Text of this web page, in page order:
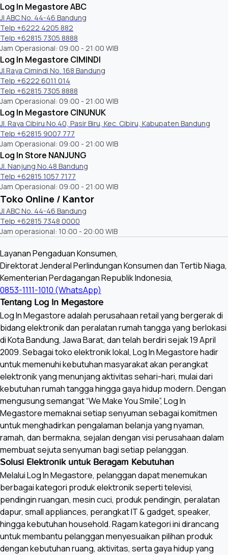
Log In Megastore ABC
Jl ABC No. 44-46 Bandung
Telp +6222 4205 882
Telp +62815 7305 8888
Jam Operasional: 09:00 - 21:00 WIB
Log In Megastore CIMINDI
Jl Raya Cimindi No. 168 Bandung
Telp +6222 6011 014
Telp +62815 7305 8888
Jam Operasional: 09:00 - 21:00 WIB
Log In Megastore CINUNUK
Jl. Raya Cibiru No.40, Pasir Biru, Kec. Cibiru, Kabupaten Bandung
Telp +62815 9007 777
Jam Operasional: 09:00 - 21:00 WIB
Log In Store NANJUNG
Jl. Nanjung No.48 Bandung
Telp +62815 1057 7177
Jam Operasional: 09:00 - 21:00 WIB
Toko Online / Kantor
Jl ABC No. 44-46 Bandung
Telp +62815 7348 0000
Jam operasional: 10:00 - 20:00 WIB
Layanan Pengaduan Konsumen,
Direktorat Jenderal Perlindungan Konsumen dan Tertib Niaga,
Kementerian Perdagangan Republik Indonesia,
0853-1111-1010 (WhatsApp)
Tentang Log In Megastore
Log In Megastore adalah perusahaan retail yang bergerak di
bidang elektronik dan peralatan rumah tangga yang berlokasi
di Kota Bandung, Jawa Barat, dan telah berdiri sejak 19 April
2009. Sebagai toko elektronik lokal, Log In Megastore hadir
untuk memenuhi kebutuhan masyarakat akan perangkat
elektronik yang menunjang aktivitas sehari-hari, mulai dari
kebutuhan rumah tangga hingga gaya hidup modern. Dengan
mengusung semangat “We Make You Smile”, Log In
Megastore memaknai setiap senyuman sebagai komitmen
untuk menghadirkan pengalaman belanja yang nyaman,
ramah, dan bermakna, sejalan dengan visi perusahaan dalam
membuat sejuta senyuman bagi setiap pelanggan.
Solusi Elektronik untuk Beragam Kebutuhan
Melalui Log In Megastore, pelanggan dapat menemukan
berbagai kategori produk elektronik seperti televisi,
pendingin ruangan, mesin cuci, produk pendingin, peralatan
dapur, small appliances, perangkat IT & gadget, speaker,
hingga kebutuhan household. Ragam kategori ini dirancang
untuk membantu pelanggan menyesuaikan pilihan produk
dengan kebutuhan ruang, aktivitas, serta gaya hidup yang